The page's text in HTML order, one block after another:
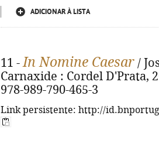
ADICIONAR À LISTA
11 -In Nomine Caesar /
Carnaxide : Cordel D'Prata,
978-989-790-465-3
Link persistente: http://